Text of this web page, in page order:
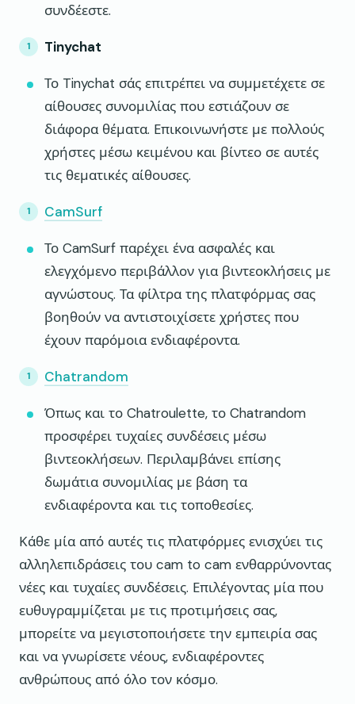
συνδέεστε.
Tinychat
Το Tinychat σάς επιτρέπει να συμμετέχετε σε
αίθουσες συνομιλίας που εστιάζουν σε
διάφορα θέματα. Επικοινωνήστε με πολλούς
χρήστες μέσω κειμένου και βίντεο σε αυτές
τις θεματικές αίθουσες.
CamSurf
Το CamSurf παρέχει ένα ασφαλές και
ελεγχόμενο περιβάλλον για βιντεοκλήσεις με
αγνώστους. Τα φίλτρα της πλατφόρμας σας
βοηθούν να αντιστοιχίσετε χρήστες που
έχουν παρόμοια ενδιαφέροντα.
Chatrandom
Όπως και το Chatroulette, το Chatrandom
προσφέρει τυχαίες συνδέσεις μέσω
βιντεοκλήσεων. Περιλαμβάνει επίσης
δωμάτια συνομιλίας με βάση τα
ενδιαφέροντα και τις τοποθεσίες.
Κάθε μία από αυτές τις πλατφόρμες ενισχύει τις
αλληλεπιδράσεις του cam to cam ενθαρρύνοντας
νέες και τυχαίες συνδέσεις. Επιλέγοντας μία που
ευθυγραμμίζεται με τις προτιμήσεις σας,
μπορείτε να μεγιστοποιήσετε την εμπειρία σας
και να γνωρίσετε νέους, ενδιαφέροντες
ανθρώπους από όλο τον κόσμο.